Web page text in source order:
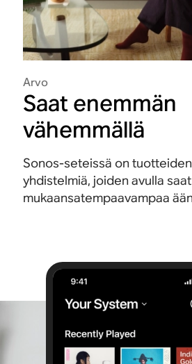
Arvo
Saat enemmän
vähemmällä
Sonos-seteissä on
yhdistelmiä, joiden avulla saat
mukaansatempaavampaa